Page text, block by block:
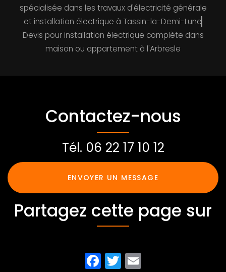
spécialisée dans les travaux d'électricité générale
et installation électrique à Tassin-la-Demi-Lune
Devis pour installation électrique complète dans
maison ou appartement à l'Arbresle
Contactez-nous
Tél. 06 22 17 10 12
ENVOYER UN MESSAGE
Partagez cette page sur
Facebook
Twitter